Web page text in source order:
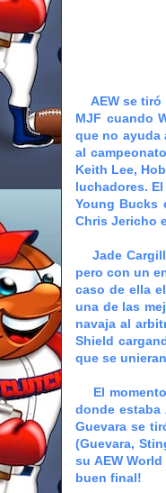
AEW se tiró
MJF cuando
que no ayuda
al
Keith Lee,
luchadores.
Young Bucks
Chris Jericho
Jade Cargill
pero con un
caso de ella
una de las
navaja al
Shield
que se
El momento
donde
Guevara se
(Guevara,
su AEW
buen final!